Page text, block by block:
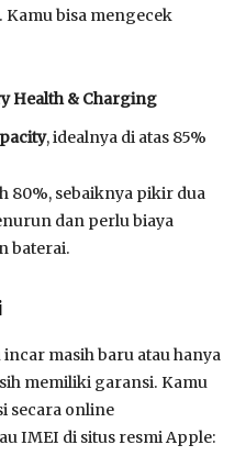
bisa mengecek
Health & Charging
, idealnya di atas 85%
80%, sebaiknya pikir dua
dan perlu biaya
baterai.
masih baru atau hanya
memiliki garansi. Kamu
secara online
IMEI di situs resmi Apple: